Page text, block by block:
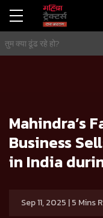
Mahindra’s
Business
in India
Sep 11, 2025 | 5 Mins